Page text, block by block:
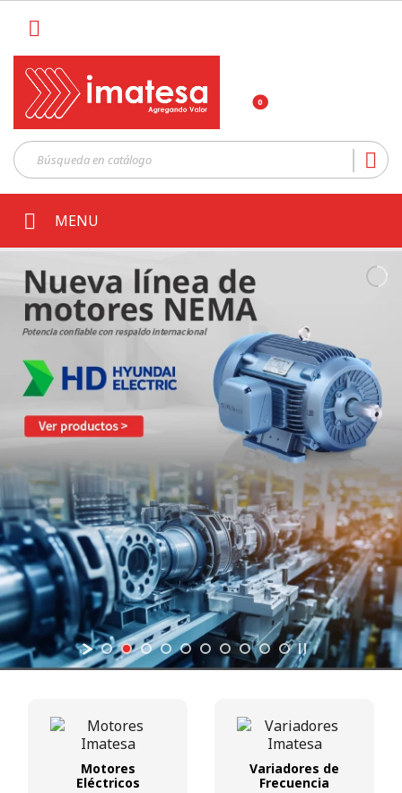


0
MENU
Motores
Eléctricos
Variadores de
Frecuencia